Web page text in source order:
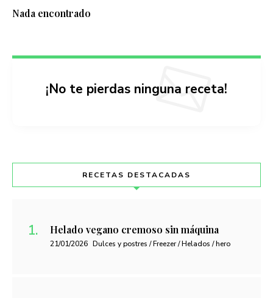
Nada encontrado
¡No te pierdas ninguna receta!
RECETAS DESTACADAS
Helado vegano cremoso sin máquina
21/01/2026 Dulces y postres / Freezer / Helados / hero